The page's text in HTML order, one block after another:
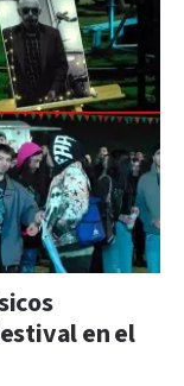
en el